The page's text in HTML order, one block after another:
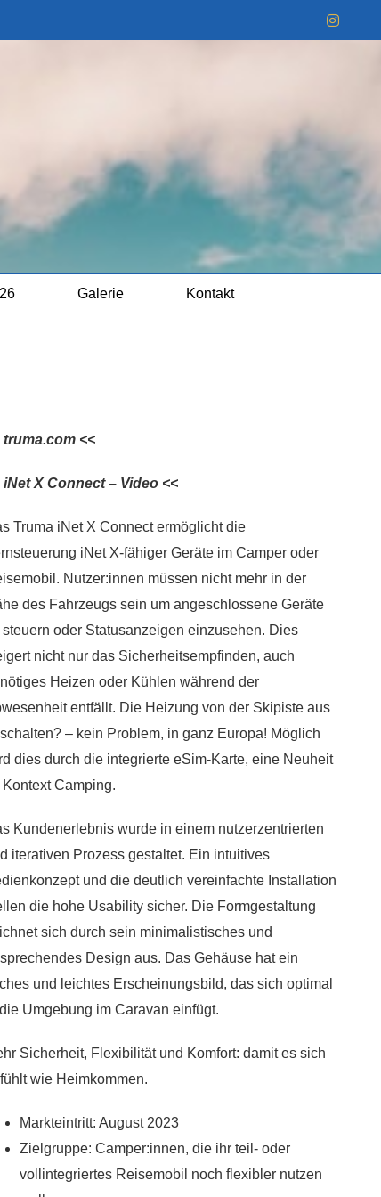
Galerie Kontakt
truma.com <<
iNet X Connect – Video <<
Truma iNet X Connect ermöglicht die
iNet X-fähiger Geräte im Camper oder
Nutzer:innen müssen nicht mehr in der
des Fahrzeugs sein um angeschlossene Geräte
steuern oder Statusanzeigen einzusehen. Dies
nicht nur das Sicherheitsempfinden, auch
Heizen oder Kühlen während der
entfällt. Die Heizung von der Skipiste aus
– kein Problem, in ganz Europa! Möglich
dies durch die integrierte eSim-Karte, eine Neuheit
Kontext Camping.
Kundenerlebnis wurde in einem nutzerzentrierten
iterativen Prozess gestaltet. Ein intuitives
und die deutlich vereinfachte Installation
die hohe Usability sicher. Die Formgestaltung
sich durch sein minimalistisches und
Design aus. Das Gehäuse hat ein
und leichtes Erscheinungsbild, das sich optimal
Umgebung im Caravan einfügt.
Sicherheit, Flexibilität und Komfort: damit es sich
wie Heimkommen.
Markteintritt: August 2023
Zielgruppe: Camper:innen, die ihr teil- oder
vollintegriertes Reisemobil noch flexibler nutzen